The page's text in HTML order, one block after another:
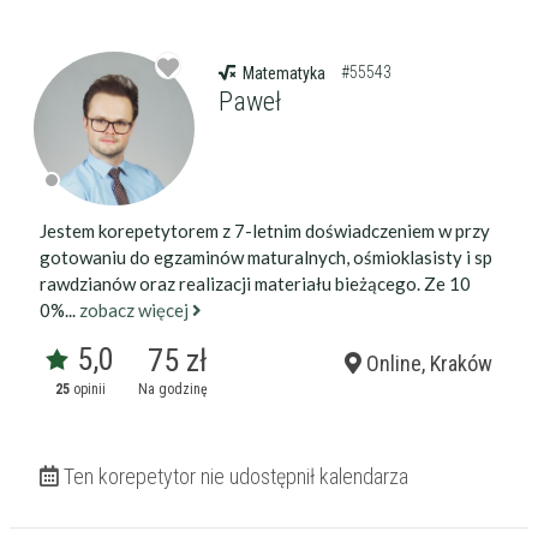
Matematyka #55543
Paweł
Jestem korepetytorem z 7-letnim doświadczeniem w przy
gotowaniu do egzaminów maturalnych, ośmioklasisty i sp
rawdzianów oraz realizacji materiału bieżącego. Ze 10
0%... zobacz więcej
5,0
25opinii
75 zł
Na godzinę
Online, Kraków
Ten korepetytor nie udostępnił kalendarza